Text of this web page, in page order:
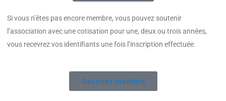
Si vous n’êtes pas encore membre, vous pouvez soutenir
l’association avec une cotisation pour une, deux ou trois années,
vous recevrez vos identifiants une fois l’inscription effectuée.
Devenez membre